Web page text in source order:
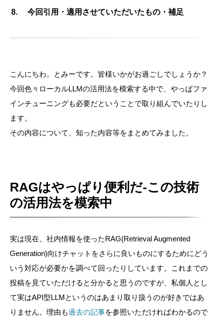
今回引用・適用させていただいたもの・補足
こんにちわ。とみーです。皆様いかがお過ごしでしょうか？
今回色々ローカルLLMの活用法を模索する中で、やっぱファ
インチューニングも必要だということで取り組んでいたりし
ます。
その内容について、知った内容等をまとめてみました。
RAGはやっぱり便利だ-この技術
の活用法を模索中
実は現在、社内情報を使ったRAG(Retrieval Augmented
Generation)向けチャットをさらに良いものにするためにどう
いう対応が必要かを調べて回ったりしています。これまでの
投稿を見ていただけると分かると思うのですが、私個人とし
て実はAPI型LLMというのはあまり取り扱うのが好きではあ
りません。理由も過去の記事を参照いただければわかるので